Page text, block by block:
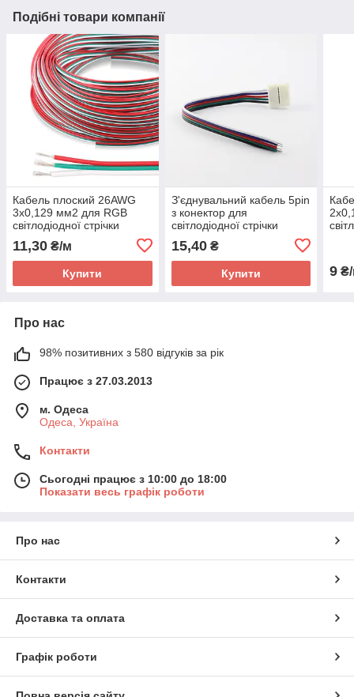
Подібні товари компанії
Кабель плоский 26AWG
3х0,129 мм2 для RGB
світлодіодної стрічки
11,30 ₴/м
Купити
З'єднувальний кабель 5pin
з конектор для
світлодіодної стрічки
RGBW SMD 5050 5pin (1
jack) 10 мм
15,40₴
Купити 9
Про нас
98% позитивних з 580 відгуків за рік
Працює з 27.03.2013
м. Одеса
Одеса, Україна
Контакти
Сьогодні працює з 10:00 до 18:00
Показати весь графік роботи
Про нас
Контакти
Доставка та оплата
Графік роботи